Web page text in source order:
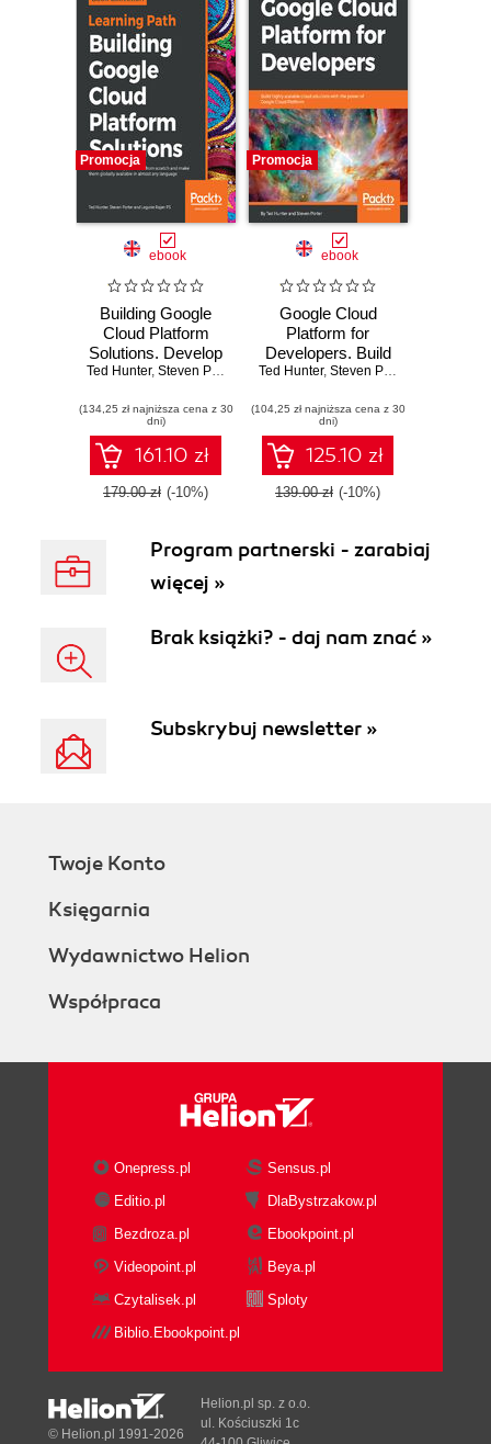
Promocja
ebook
Building Google
Cloud Platform
Solutions. Develop
scalable
scratch and make
them globally
available in almost
any language
Ted Hunter, Steven Porter Legorie Rajan PS
(134,25 zł najniższa cena z 30
dni)
161.10 zł
179.00 zł (-10%)
Promocja
ebook
Google Cloud
Platform for
Developers. Build
highly scalable
with the power of
Google Cloud
Platform
Ted Hunter, Steven Porter
(104,25 zł najniższa cena z 30
dni)
125.10 zł
139.00 zł (-10%)
Program partnerski - zarabiaj
więcej »
Brak książki? - daj nam znać »
Subskrybuj newsletter »
Twoje Konto
Księgarnia
Wydawnictwo Helion
Współpraca
Onepress.pl
Sensus.pl
Editio.pl
DlaBystrzakow.pl
Bezdroza.pl
Ebookpoint.pl
Videopoint.pl
Beya.pl
Czytalisek.pl
Sploty
Biblio.Ebookpoint.pl
© Helion.pl 1991-2026
Helion.pl sp. z o.o.
ul. Kościuszki 1c